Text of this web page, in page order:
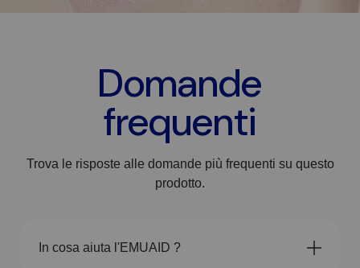
Domande
frequenti
Trova le risposte alle domande più frequenti su questo
prodotto.
In cosa aiuta l'EMUAID ?